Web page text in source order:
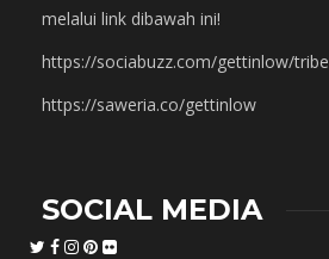
melalui link dibawah ini!
https://sociabuzz.com/gettinlow/tribe
https://saweria.co/gettinlow
SOCIAL MEDIA